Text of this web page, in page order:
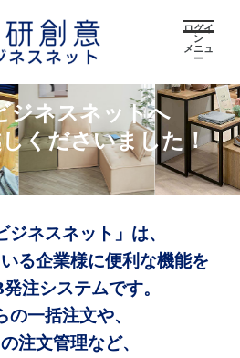
ログイ
ン
メニュ
ー
ジネスネットへ
くださいました！
ジネスネット」は、
る企業様に便利な機能を
注システムです。
の一括注文や、
注文管理など、